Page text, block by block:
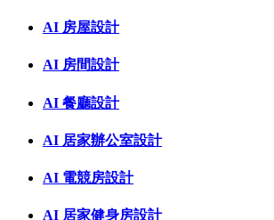
AI 房屋設計
AI 房間設計
AI 餐廳設計
AI 居家辦公室設計
AI 電競房設計
AI 居家健身房設計